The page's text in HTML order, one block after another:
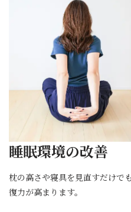
睡眠環境の改善
枕の高さや寝具を見直すだけで
復力が高まります。